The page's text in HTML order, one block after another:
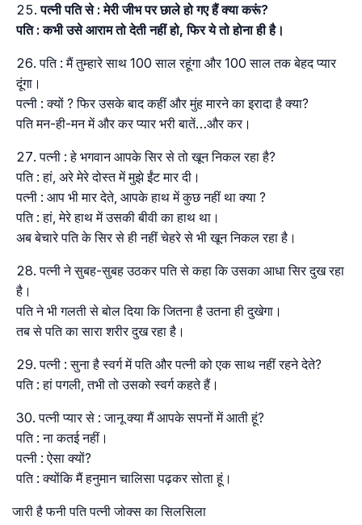
पत्नी पति से : मेरी जीभ पर छाले हो गए हैं क्या करूं?
पति : कभी उसे आराम तो देती नहीं हो, फिर ये तो होना ही है।
पति : मैं तुम्हारे साथ 100 साल रहूंगा और 100 साल तक बेहद प्यार
दूंगा।
पत्नी : क्यों ? फिर उसके बाद कहीं और मुंह मारने का इरादा है क्या?
पति मन-ही-मन में और कर प्यार भरी बातें…और कर।
पत्नी : हे भगवान आपके सिर से तो खून निकल रहा है?
पति : हां, अरे मेरे दोस्त में मुझे ईंट मार दी।
पत्नी : आप भी मार देते, आपके हाथ में कुछ नहीं था क्या ?
पति : हां, मेरे हाथ में उसकी बीवी का हाथ था।
अब बेचारे पति के सिर से ही नहीं चेहरे से भी खून निकल रहा है।
पत्नी ने सुबह-सुबह उठकर पति से कहा कि उसका आधा सिर दुख रहा
है।
पति ने भी गलती से बोल दिया कि जितना है उतना ही दुखेगा।
तब से पति का सारा शरीर दुख रहा है।
पत्नी : सुना है स्वर्ग में पति और पत्नी को एक साथ नहीं रहने देते?
पति : हां पगली, तभी तो उसको स्वर्ग कहते हैं।
पत्नी प्यार से : जानू क्या मैं आपके सपनों में आती हूं?
पति : ना कतई नहीं।
पत्नी : ऐसा क्यों?
पति : क्योंकि मैं हनुमान चालिसा पढ़कर सोता हूं।
जारी है फनी पति पत्नी जोक्स का सिलसिला